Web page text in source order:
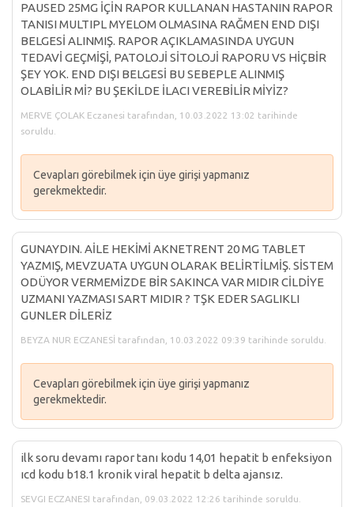
PAUSED 25MG İÇİN RAPOR KULLANAN HASTANIN RAPOR
TANISI MULTIPL MYELOM OLMASINA RAĞMEN END DIŞI
BELGESİ ALINMIŞ. RAPOR AÇIKLAMASINDA UYGUN
TEDAVİ GEÇMİŞİ, PATOLOJİ SİTOLOJİ RAPORU VS HİÇBİR
ŞEY YOK. END DIŞI BELGESİ BU SEBEPLE ALINMIŞ
OLABİLİR Mİ? BU ŞEKİLDE İLACI VEREBİLİR MİYİZ?
MERVE ÇOLAK Eczanesi tarafından, 10.03.2022 13:02 tarihinde
soruldu.
Cevapları görebilmek için üye girişi yapmanız
gerekmektedir.
GUNAYDIN. AİLE HEKİMİ AKNETRENT 20 MG TABLET
YAZMIŞ, MEVZUATA UYGUN OLARAK BELİRTİLMİŞ. SİSTEM
ODÜYOR VERMEMİZDE BİR SAKINCA VAR MIDIR CİLDİYE
UZMANI YAZMASI SART MIDIR ? TŞK EDER SAGLIKLI
GUNLER DİLERİZ
BEYZA NUR ECZANESİ tarafından, 10.03.2022 09:39 tarihinde soruldu.
Cevapları görebilmek için üye girişi yapmanız
gerekmektedir.
ilk soru devamı rapor tanı kodu 14,01 hepatit b enfeksiyon
ıcd kodu b18.1 kronik viral hepatit b delta ajansız.
SEVGI ECZANESI tarafından, 09.03.2022 12:26 tarihinde soruldu.